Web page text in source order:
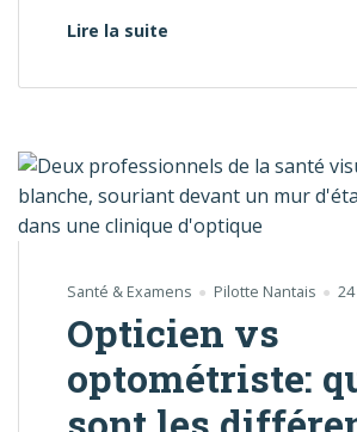
Lire la suite
Santé & Examens Pilotte Nantais
Opticien vs
optométriste: